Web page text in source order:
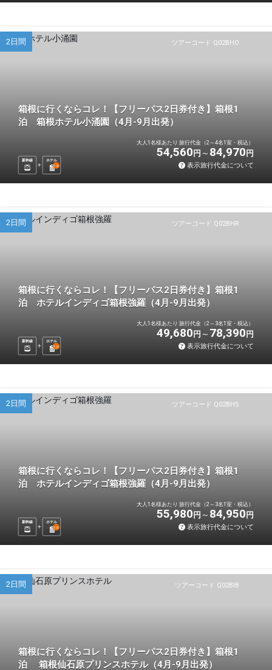
ツアーコード Q02BHO
2日間
箱根に行くならコレ！【フリーパス2日券付き】箱根1
泊 箱根ホテル小涌園（4月-9月出発）
新幹線
ホテル
1 泊
大人1名様あたり 旅行代金（2～4名1室・税込）
54,560 円 84,970 円
表示旅行代金について
ツアーコード Q02BHR
2日間
箱根に行くならコレ！【フリーパス2日券付き】箱根1
泊 ホテルインディゴ箱根強羅（4月-9月出発）
新幹線
ホテル
1 泊
大人1名様あたり 旅行代金（2～3名1室・税込）
49,680 円 78,390 円
表示旅行代金について
ツアーコード Q02BHS
2日間
箱根に行くならコレ！【フリーパス2日券付き】箱根1
泊 ホテルインディゴ箱根強羅（4月-9月出発）
新幹線
ホテル
1 泊
大人1名様あたり 旅行代金（2～3名1室・税込）
55,980 円 84,950 円
表示旅行代金について
ツアーコード Q02BIB
2日間
箱根に行くならコレ！【フリーパス2日券付き】箱根1
泊 箱根仙石原プリンスホテル（4月-9月出発）